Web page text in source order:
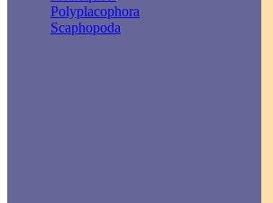
Polyplacophora
Scaphopoda